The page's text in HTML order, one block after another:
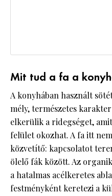
Mit tud a fa a
A konyhában használt
mély, természetes
elkerülik a ridegséget,
felület okozhat. A fa itt
közvetítő: kapcsolatot
ölelő fák között. Az
a hatalmas acélkeretes
festményként keretezi a